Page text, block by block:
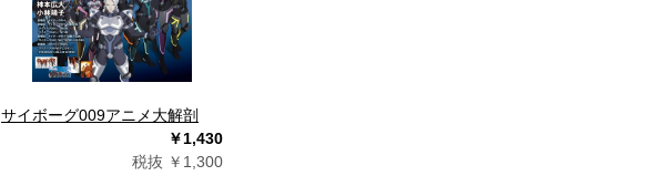
サイボーグ009アニメ大解剖
￥1,430
税抜 ￥1,300